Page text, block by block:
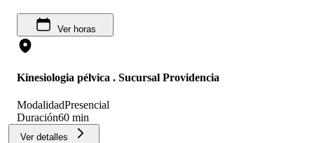
Ver horas
Kinesiologia pélvica . Sucursal Providencia
ModalidadPresencial
Duración60 min
Ver detalles